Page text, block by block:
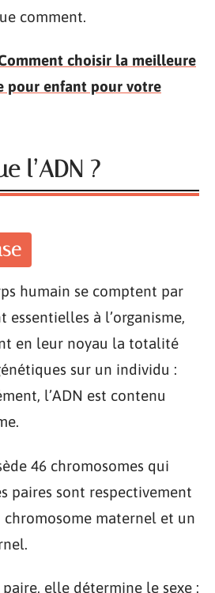
comment.
choisir la meilleure
pour enfant pour votre
l’ADN ?
humain se comptent par
essentielles à l’organisme,
en leur noyau la totalité
sur un individu :
l’ADN est contenu
46 chromosomes qui
paires sont respectivement
maternel et un
elle détermine le sexe :